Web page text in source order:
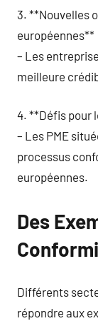
3. **Nouvelles
européennes**
– Les
meilleure
4. **Défis pour
– Les PME
processus
européennes.
Des
Différents
répondre aux